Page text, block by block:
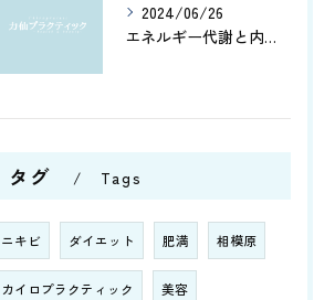
2024/06/26
エネルギー代謝と内臓機能を改善！筋肉の活性化と骨盤調整がもたらす健康への効果とは？
タグ Tags
ニキビ ダイエット 肥満 相模原
カイロプラクティック 美容